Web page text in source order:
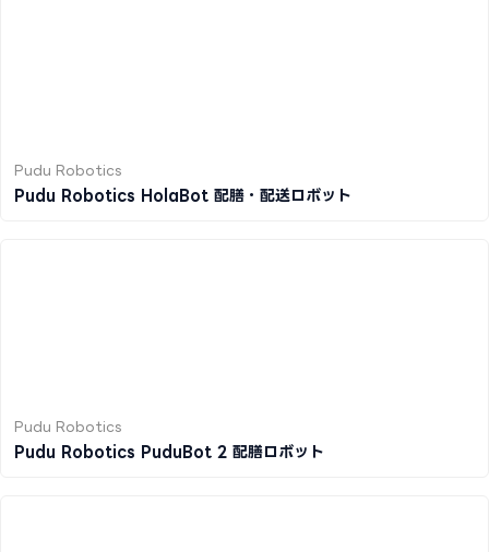
Pudu Robotics
Pudu Robotics HolaBot 配膳・配送ロボット
Pudu Robotics
Pudu Robotics PuduBot 2 配膳ロボット